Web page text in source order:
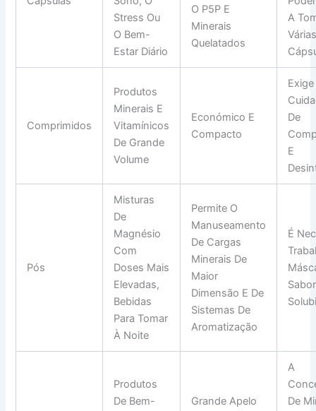
Stress Ou
O Bem-
Estar Diário
O P5P E
Minerais
Quelatados
A
Comprimidos
Produtos
Minerais E
Vitamínicos
De Grande
Volume
Económico E
Compacto
De
E
Pós
Misturas
De
Magnésio
Com
Doses Mais
Elevadas,
Bebidas
Para Tomar
À Noite
Permite O
Manuseamento
De Cargas
Minerais De
Maior
Dimensão E De
Sistemas De
Aromatização
É
Produtos
De Bem-
Grande Apelo
A
De